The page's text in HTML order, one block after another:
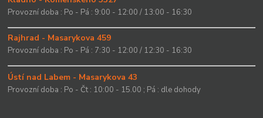
Provozní doba : Po - Pá : 9:00 - 12:00 / 13:00 - 16:30
Rajhrad - Masarykova 459
Provozní doba : Po - Pá : 7:30 - 12:00 / 12:30 - 16:30
Ústí nad Labem - Masarykova 43
Provozní doba : Po - Čt : 10:00 - 15.00 ; Pá : dle dohody